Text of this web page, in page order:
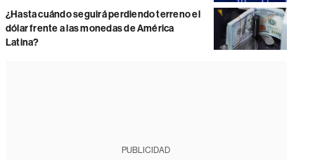
¿Hasta cuándo seguirá perdiendo terreno el
dólar frente a las monedas de América
Latina?
PUBLICIDAD